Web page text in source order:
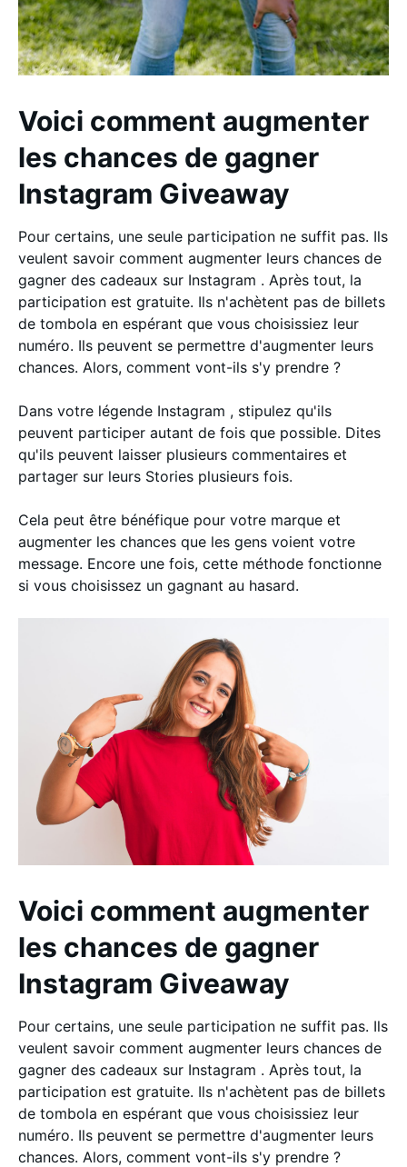
Voici comment augmenter
les chances de gagner
Instagram Giveaway
Pour certains, une seule participation ne suffit pas. Ils
veulent savoir comment augmenter leurs chances de
gagner des cadeaux sur Instagram . Après tout, la
participation est gratuite. Ils n'achètent pas de billets
de tombola en espérant que vous choisissiez leur
numéro. Ils peuvent se permettre d'augmenter leurs
chances. Alors, comment vont-ils s'y prendre ?
Dans votre légende Instagram , stipulez qu'ils
peuvent participer autant de fois que possible. Dites
qu'ils peuvent laisser plusieurs commentaires et
partager sur leurs Stories plusieurs fois.
Cela peut être bénéfique pour votre marque et
augmenter les chances que les gens voient votre
message. Encore une fois, cette méthode fonctionne
si vous choisissez un gagnant au hasard.
Voici comment augmenter
les chances de gagner
Instagram Giveaway
Pour certains, une seule participation ne suffit pas. Ils
veulent savoir comment augmenter leurs chances de
gagner des cadeaux sur Instagram . Après tout, la
participation est gratuite. Ils n'achètent pas de billets
de tombola en espérant que vous choisissiez leur
numéro. Ils peuvent se permettre d'augmenter leurs
chances. Alors, comment vont-ils s'y prendre ?